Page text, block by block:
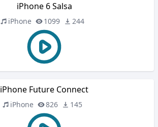
iPhone 6 Salsa
iPhone 1099 244
iPhone Future Connect
iPhone 826 145